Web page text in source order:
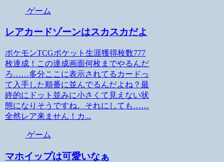
ゲーム
レアカードゾーンはスカスカだよ
ポケモンTCGポケット生涯獲得枚数777
枚達成！この達成画面何枚までやるんだ
ろ……多分ここに表示されてるカードっ
て入手した順番に並んでるんだよね？最
終的にドット並みに小さくて見えない状
態になりそうですね。それにしても……
全然レア来ません！カ...
ゲーム
マホイップは可愛いなぁ